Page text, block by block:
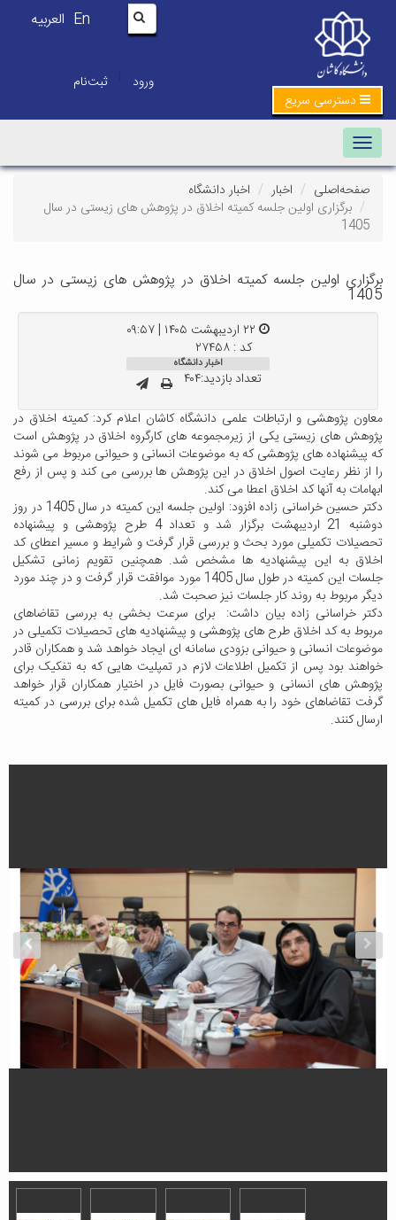
En العربیه
ورود | ثبت‌نام
دسترسی سریع
Toggle navigation
صفحه‌اصلی اخبار
اخبار دانشگاه
برگزاری اولین جلسه کمیته اخلاق در پژوهش های زیستی در سال
1405
برگزاری اولین جلسه کمیته اخلاق در پژوهش های زیستی در سال
1405
کد : ۲۷۴۵۸
اخبار دانشگاه
تعداد بازدید:۴۰۴
معاون پژوهشی و ارتباطات علمی دانشگاه کاشان اعلام کرد: کمیته اخلاق در
پژوهش های زیستی یکی‌ از زیرمجموعه های کارگروه اخلاق در پژوهش است
که پیشنهاده های پژوهشی که به موضوعات انسانی و حیوانی مربوط می شوند
را از نظر رعایت اصول اخلاق در این پژوهش ها بررسی می کند و پس از رفع
ابهامات به آنها کد اخلاق اعطا می کند.
دکتر حسین خراسانی زاده افزود: اولین جلسه این کمیته در سال 1405 در روز
دوشنبه 21 اردیبهشت برگزار شد و تعداد 4 طرح پژوهشی و پیشنهاده
تحصیلات تکمیلی مورد بحث و بررسی قرار گرفت و شرایط و مسیر اعطای کد
اخلاق به این پیشنهادیه ها مشخص شد. همچنین تقویم زمانی تشکیل
جلسات این کمیته در طول سال 1405 مورد موافقت قرار گرفت و در چند مورد
دیگر مربوط به روند کار جلسات نیز صحبت شد.
دکتر خراسانی زاده بیان داشت: برای سرعت بخشی به بررسی تقاضاهای
مربوط به کد اخلاق طرح های پژوهشی و پیشنهادیه های تحصیلات تکمیلی در
موضوعات انسانی و حیوانی بزودی سامانه ای ایجاد خواهد شد و همکاران قادر
خواهند بود پس از تکمیل اطلاعات لازم در تمپلیت هایی که به تفکیک برای
پژوهش های انسانی و حیوانی بصورت فایل در اختیار همکاران قرار خواهد
گرفت تقاضاهای خود را به همراه فایل های تکمیل شده برای بررسی در کمیته
ارسال کنند.